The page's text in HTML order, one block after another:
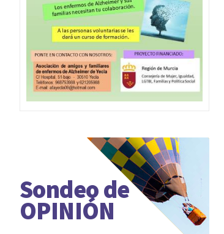
Sondeo de
OPINIÓN